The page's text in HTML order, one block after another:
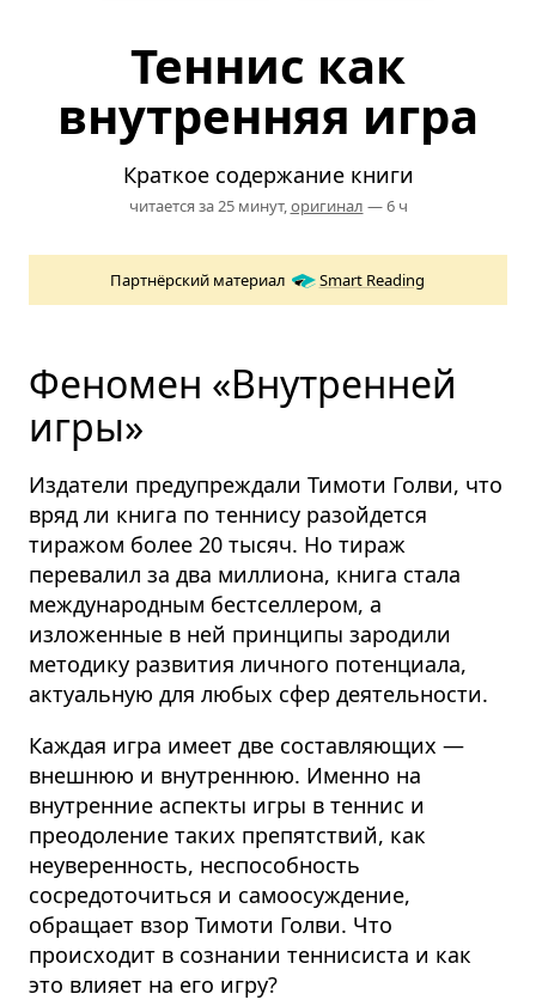
Теннис как
внутренняя игра
Краткое содержание книги
читается за 25 минут,оригинал — 6 ч
Партнёрский материал Smart Reading
Феномен «Внутренней
игры»
Издатели предупреждали Тимоти Голви, что
вряд ли книга по теннису разойдется
тиражом более 20 тысяч. Но тираж
перевалил за два миллиона, книга стала
международным бестселлером, а
изложенные в ней принципы зародили
методику развития личного потенциала,
актуальную для любых сфер деятельности.
Каждая игра имеет две составляющих —
внешнюю и внутреннюю. Именно на
внутренние аспекты игры в теннис и
преодоление таких препятствий, как
неуверенность, неспособность
сосредоточиться и самоосуждение,
обращает взор Тимоти Голви. Что
происходит в сознании теннисиста и как
это влияет на его игру?